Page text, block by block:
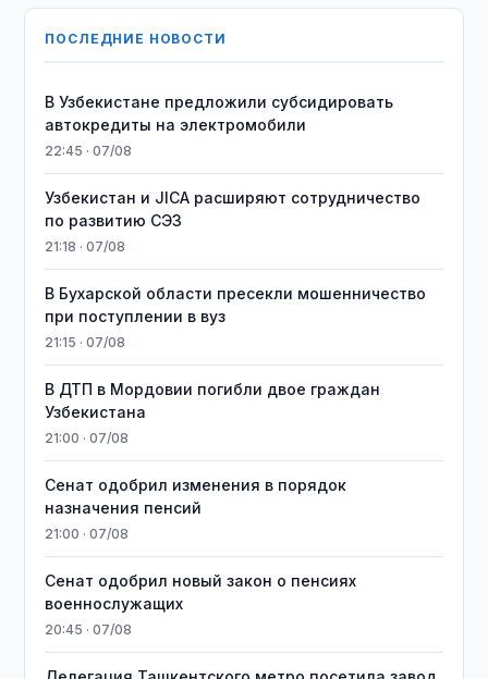
ПОСЛЕДНИЕ НОВОСТИ
В Узбекистане предложили субсидировать
автокредиты на электромобили
22:45 · 07/08
Узбекистан и JICA расширяют сотрудничество
по развитию СЭЗ
21:18 · 07/08
В Бухарской области пресекли мошенничество
при поступлении в вуз
21:15 · 07/08
В ДТП в Мордовии погибли двое граждан
Узбекистана
21:00 · 07/08
Сенат одобрил изменения в порядок
назначения пенсий
21:00 · 07/08
Сенат одобрил новый закон о пенсиях
военнослужащих
20:45 · 07/08